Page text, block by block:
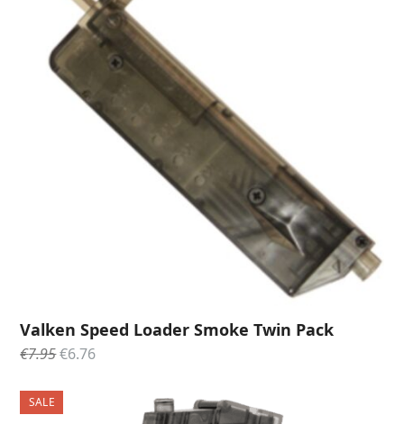
Valken Speed Loader Smoke Twin Pack
€7.95Oorspronkelijke
was:
€7.95.
€6.76Huidige
SALE